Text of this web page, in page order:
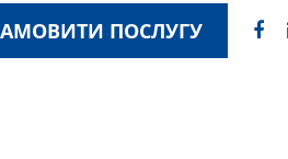
ПОСЛУГУ